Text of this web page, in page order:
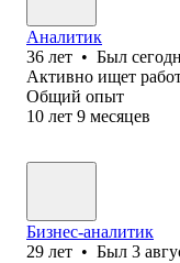
Аналитик
36 лет • Был
Активно ищет
Общий опыт
10 лет 9 месяцев
Бизнес-аналитик
29 лет • Был 3